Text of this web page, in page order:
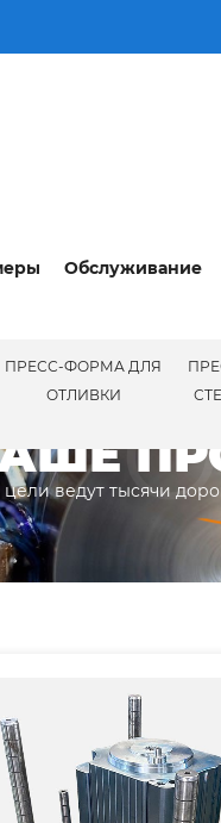
Обслуживание
ПРЕСС-ФОРМА ДЛЯ
ОТЛИВКИ
цели ведут тысячи